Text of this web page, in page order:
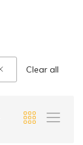
Clear all